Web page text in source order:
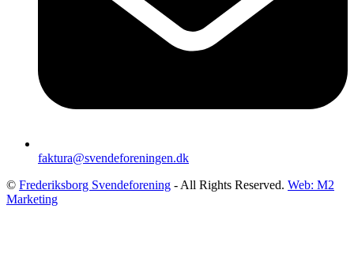
faktura@svendeforeningen.dk
© Frederiksborg Svendeforening - All Rights Reserved. Web: M2
Marketing